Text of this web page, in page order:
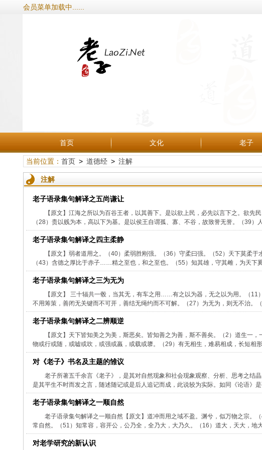
会员菜单加载中......
首页 文化 老子
当前位置： 首页> 道德经> 注解
注解
老子语录集句解译之五尚谦让
【原文】江海之所以为百谷王者，以其善下。是以欲上民，必先以言下之。欲先
（28）贵以贱为本，高以下为基。是以侯王自谓孤、寡、不谷，故致誉无誉。（39
老子语录集句解译之四主柔静
【原文】弱者道用之。（40）柔弱胜刚强。（36）守柔曰强。（52）天下莫柔
（43）含德之厚比于赤子……精之至也，和之至也。（55）知其雄，守其雌，为天下
老子语录集句解译之三为无为
【原文】 三十辐共一毂，当其无，有车之用……有之以为器，无之以为用。（
不用筹策，善闭无关键而不可开，善结无绳约而不可解。（27）为无为，则无不治。
老子语录集句解译之二辨顺逆
【原文】天下皆知美之为美，斯恶矣。皆知善之为善，斯不善矣。（2）道生一
物或行或随，或嘘或吹，或强或羸，或载或隳。（29）有无相生，难易相成，长短相
对《老子》书名及主题的雏议
老子所著五千余言《老子》，是其对自然现象和社会现象观察、分析、思考之结
是其平生不时而发之言，随述随记或是后人追记而成，此说较为实际。如同《论语》
老子语录集句解译之一顺自然
老子语录集句解译之一顺自然【原文】道冲而用之域不盈。渊兮，似万物之宗
常自然。（51）知常容，容开公，公乃全，全乃大，大乃久。（16）道大，天大，
对老学研究的新认识